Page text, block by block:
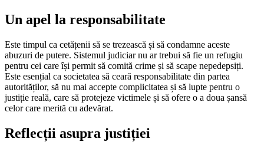
Un apel la responsabilitate
Este timpul ca cetățenii să se trezească și să condamne aceste
abuzuri de putere. Sistemul judiciar nu ar trebui să fie un refugiu
pentru cei care își permit să comită crime și să scape nepedepsiți.
Este esențial ca societatea să ceară responsabilitate din partea
autorităților, să nu mai accepte complicitatea și să lupte pentru o
justiție reală, care să protejeze victimele și să ofere o a doua șansă
celor care merită cu adevărat.
Reflecții asupra justiției